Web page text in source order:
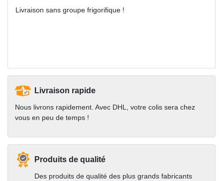
Livraison sans groupe frigorifique !
Livraison rapide
Nous livrons rapidement. Avec DHL, votre colis sera chez
vous en peu de temps !
Produits de qualité
Des produits de qualité des plus grands fabricants